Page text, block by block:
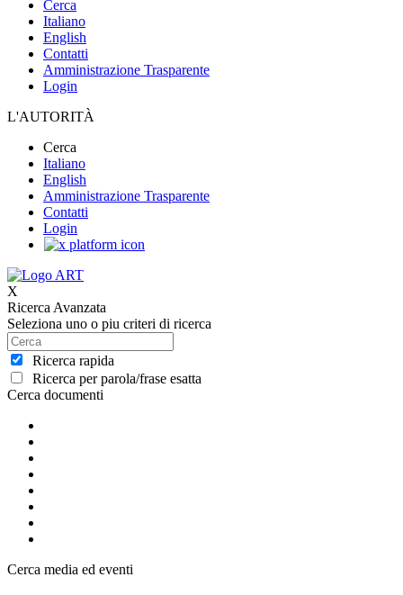
Cerca
Italiano
English
Contatti
Amministrazione Trasparente
Login
L'AUTORITÀ
Cerca
Italiano
English
Amministrazione Trasparente
Contatti
Login
X
Ricerca Avanzata
Seleziona uno o piu criteri di ricerca
Ricerca rapida
Ricerca per parola/frase esatta
Cerca documenti
Cerca media ed eventi